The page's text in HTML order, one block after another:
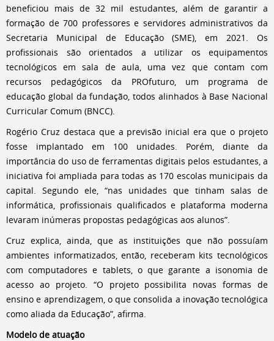
beneficiou mais de 32 mil estudantes, além de garantir a
formação de 700 professores e servidores administrativos da
Secretaria Municipal de Educação (SME), em 2021. Os
profissionais são orientados a utilizar os equipamentos
tecnológicos em sala de aula, uma vez que contam com
recursos pedagógicos da PROfuturo, um programa de
educação global da fundação, todos alinhados à Base Nacional
Curricular Comum (BNCC).
Rogério Cruz destaca que a previsão inicial era que o projeto
fosse implantado em 100 unidades. Porém, diante da
importância do uso de ferramentas digitais pelos estudantes, a
iniciativa foi ampliada para todas as 170 escolas municipais da
capital. Segundo ele, “nas unidades que tinham salas de
informática, profissionais qualificados e plataforma moderna
levaram inúmeras propostas pedagógicas aos alunos”.
Cruz explica, ainda, que as instituições que não possuíam
ambientes informatizados, então, receberam kits tecnológicos
com computadores e tablets, o que garante a isonomia de
acesso ao projeto. “O projeto possibilita novas formas de
ensino e aprendizagem, o que consolida a inovação tecnológica
como aliada da Educação”, afirma.
Modelo de atuação